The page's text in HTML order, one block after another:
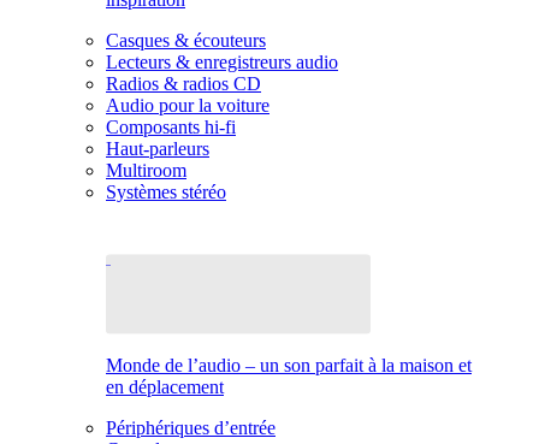
Casques & écouteurs
Lecteurs & enregistreurs audio
Radios & radios CD
Audio pour la voiture
Composants hi-fi
Haut-parleurs
Multiroom
Systèmes stéréo
Monde de l’audio – un son parfait à la maison et
en déplacement
Périphériques d’entrée